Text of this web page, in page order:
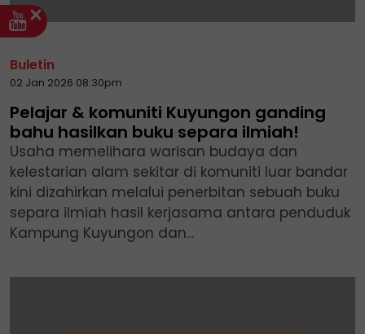
Buletin
02 Jan 2026 08:30pm
Pelajar & komuniti Kuyungon ganding
bahu hasilkan buku separa ilmiah!
Usaha memelihara warisan budaya dan
kelestarian alam sekitar di komuniti luar bandar
kini dizahirkan melalui penerbitan sebuah buku
separa ilmiah hasil kerjasama antara penduduk
Kampung Kuyungon dan...